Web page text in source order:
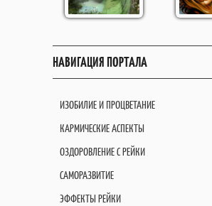
НАВИГАЦИЯ ПОРТАЛА
ИЗОБИЛИЕ И ПРОЦВЕТАНИЕ
КАРМИЧЕСКИЕ АСПЕКТЫ
ОЗДОРОВЛЕНИЕ С РЕЙКИ
САМОРАЗВИТИЕ
ЭФФЕКТЫ РЕЙКИ